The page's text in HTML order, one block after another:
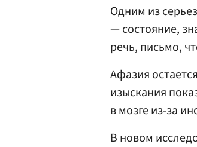
Одним из
— состояние,
речь, письмо,
Афазия
изыскания
в мозге из-за
В новом